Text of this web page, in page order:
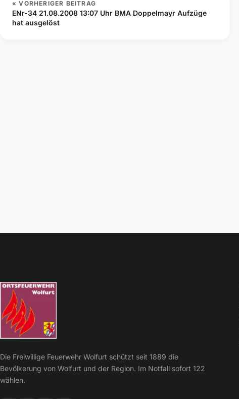
« VORHERIGER BEITRAG
ENr-34 21.08.2008 13:07 Uhr BMA Doppelmayr Aufzüge
hat ausgelöst
Die Freiwillige Feuerwehr Wolfurt schützt seit 1889 die
Bevölkerung von Wolfurt und der Region. Im Notfall sofort 122
wählen.